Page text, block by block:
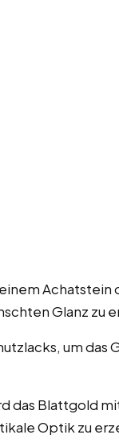
Glanz zu
um das
das Blattgold
Optik zu